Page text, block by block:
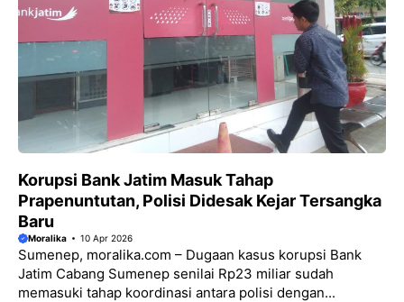
Korupsi Bank Jatim Masuk Tahap
Prapenuntutan, Polisi Didesak Kejar Tersangka
Baru
Moralika 10 Apr 2026
Sumenep, moralika.com – Dugaan kasus korupsi Bank
Jatim Cabang Sumenep senilai Rp23 miliar sudah
memasuki tahap koordinasi antara polisi dengan...